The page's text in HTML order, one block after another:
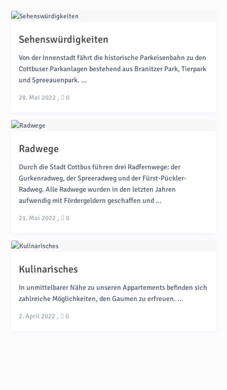
Sehenswürdigkeiten
Von der Innenstadt fährt die historische Parkeisenbahn zu den
Cottbuser Parkanlagen bestehend aus Branitzer Park, Tierpark
und Spreeauenpark. ...
28. Mai 2022 , 0
Radwege
Durch die Stadt Cottbus führen drei Radfernwege: der
Gurkenradweg, der Spreeradweg und der Fürst-Pückler-
Radweg. Alle Radwege wurden in den letzten Jahren
aufwendig mit Fördergeldern geschaffen und ...
21. Mai 2022 , 0
Kulinarisches
In unmittelbarer Nähe zu unseren Appartements befinden sich
zahlreiche Möglichkeiten, den Gaumen zu erfreuen. ...
2. April 2022 , 0